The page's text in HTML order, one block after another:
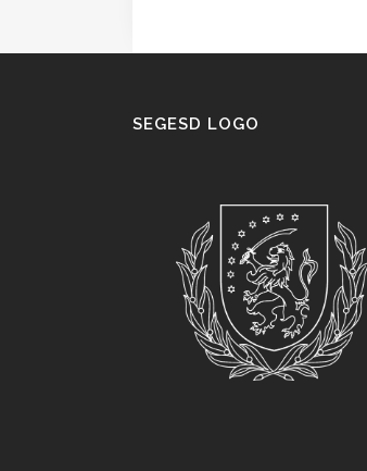
SEGESD LOGO